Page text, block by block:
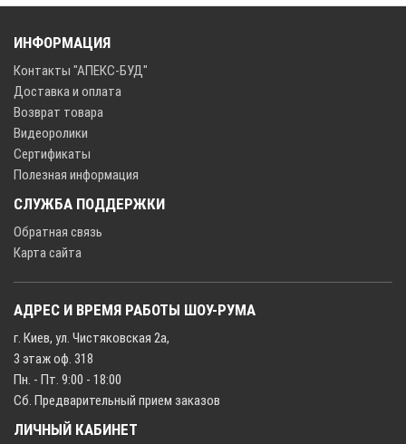
ИНФОРМАЦИЯ
Контакты "АПЕКС-БУД"
Доставка и оплата
Возврат товара
Видеоролики
Сертификаты
Полезная информация
СЛУЖБА ПОДДЕРЖКИ
Обратная связь
Карта сайта
АДРЕС И ВРЕМЯ РАБОТЫ ШОУ-РУМА
г. Киев, ул. Чистяковская 2а,
3 этаж оф. 318
Пн. - Пт. 9:00 - 18:00
Сб. Предварительный прием заказов
ЛИЧНЫЙ КАБИНЕТ